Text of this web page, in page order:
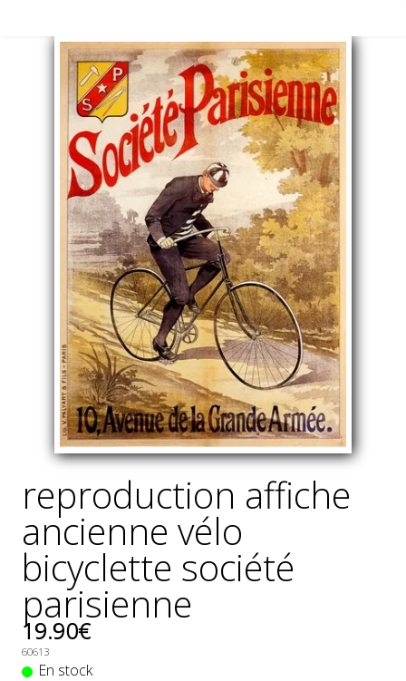
reproduction affiche
ancienne vélo
bicyclette société
parisienne
19.90€
60613
En stock